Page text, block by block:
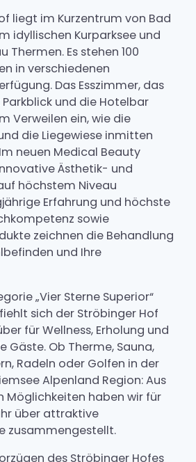
liegt im Kurzentrum von Bad
idyllischen Kurparksee und
Thermen. Es stehen 100
in verschiedenen
Das Esszimmer, das
und die Hotelbar
Verweilen ein, wie die
die Liegewiese inmitten
neuen Medical Beauty
Ästhetik- und
höchstem Niveau
Erfahrung und höchste
sowie
zeichnen die Behandlung
und Ihre
„Vier Sterne Superior“
sich der Ströbinger Hof
für Wellness, Erholung und
Gäste. Ob Therme, Sauna,
Radeln oder Golfen in der
Alpenland Region: Aus
Möglichkeiten haben wir für
über attraktive
zusammengestellt.
des Ströbinger Hofes